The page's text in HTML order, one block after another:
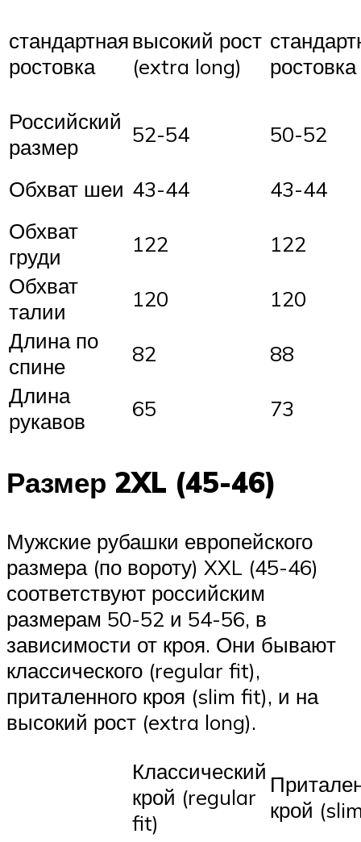
стандартная
ростовка
высокий рост
(extra long)
ростовка
Российский
размер
52-54 50-52
Обхват шеи 43-44
43-44
Обхват
груди
122
122
Обхват
талии
120
120
Длина по
спине
82
88
Длина
рукавов
65 73
Размер 2XL (45-46)
Мужские рубашки европейского
размера (по вороту) XXL (45-46)
соответствуют российским
размерам 50-52 и 54-56, в
зависимости от кроя. Они бывают
классического (regular fit),
приталенного кроя (slim fit), и на
высокий рост (extra long).
Классический
крой (regular
fit)
крой